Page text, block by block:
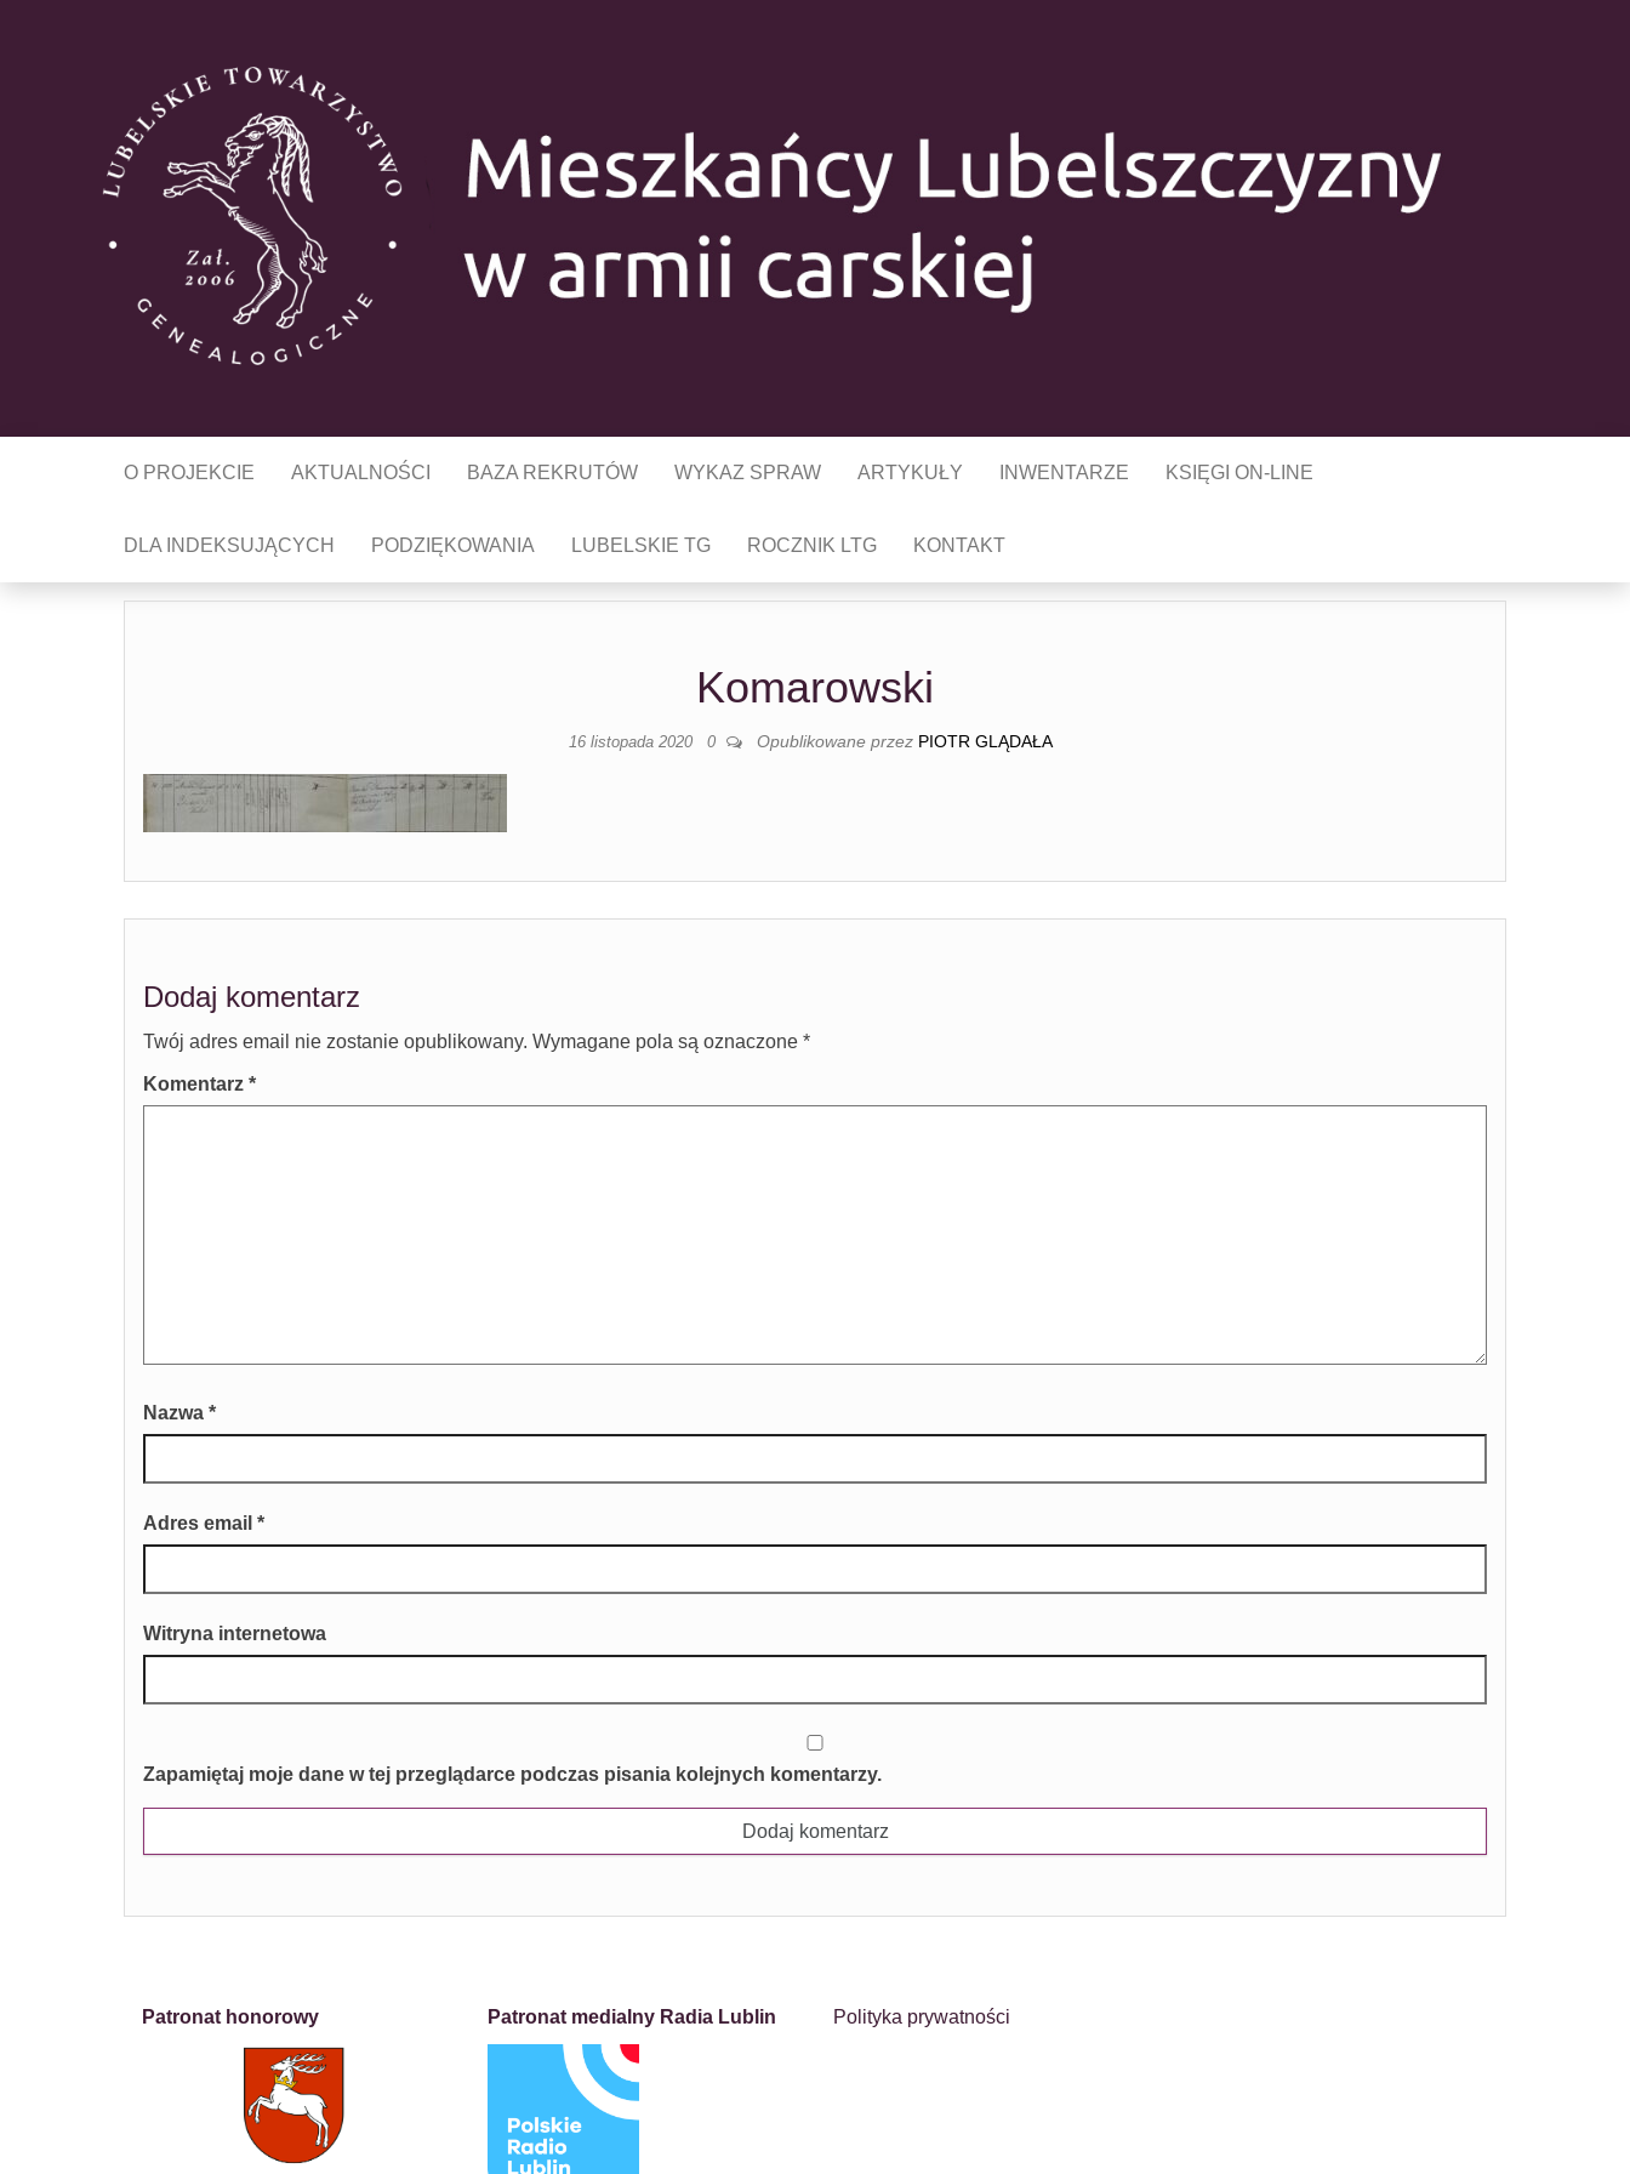
MIESZKAŃCY LUBELSZCZYZNY W
O PROJEKCIE AKTUALNOŚCI BAZA REKRUTÓW WYKAZ SPRAW ARTYKUŁY INWENTARZE KSIĘGI ON-LINE
DLA INDEKSUJĄCYCH PODZIĘKOWANIA LUBELSKIE TG ROCZNIK LTG KONTAKT
Komarowski
16 listopada 2020 0 Opublikowane przez PIOTR GLĄDAŁA
Dodaj komentarz
Twój adres email nie zostanie opublikowany. Wymagane pola są oznaczone *
Komentarz *
Nazwa *
Adres email *
Witryna internetowa
Zapamiętaj moje dane w tej przeglądarce podczas pisania kolejnych komentarzy.
Patronat honorowy Patronat medialny Radia Lublin Polityka prywatności